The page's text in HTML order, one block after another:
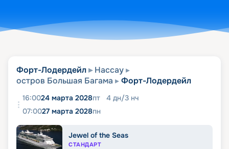
Форт-Лодердейл
Нассау
остров Большая Багама
Форт-Лодердейл
16:0024 марта 2028пт 4 дн/3 нч
07:0027 марта 2028пн
Jewel of the Seas
СТАНДАРТ